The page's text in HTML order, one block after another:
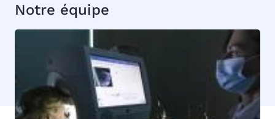
Notre équipe